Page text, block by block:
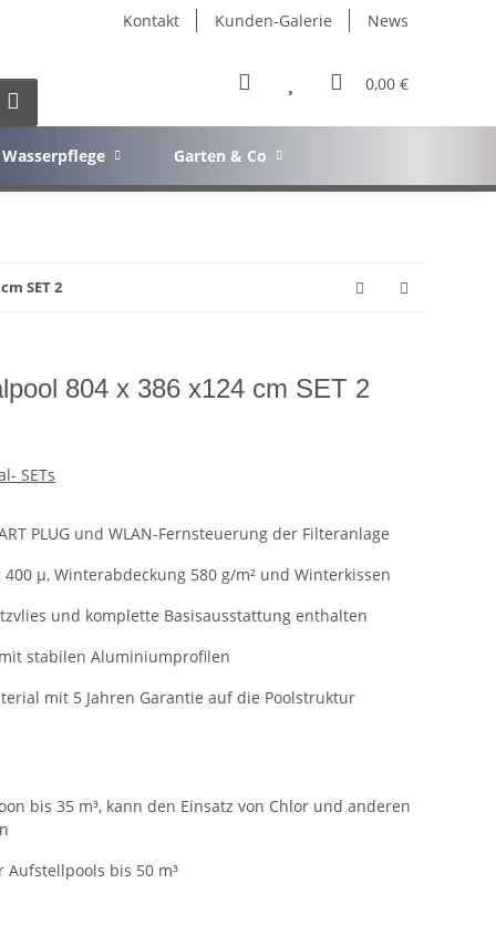
Kontakt Kunden-Galerie News
0,00 €
Wasserpflege Garten & Co
SET 2
804 x 386 x124 cm SET 2
SETs
PLUG und WLAN-Fernsteuerung der Filteranlage
µ, Winterabdeckung 580 g/m² und Winterkissen
und komplette Basisausstattung enthalten
stabilen Aluminiumprofilen
mit 5 Jahren Garantie auf die Poolstruktur
bis 35 m³, kann den Einsatz von Chlor und anderen
Aufstellpools bis 50 m³